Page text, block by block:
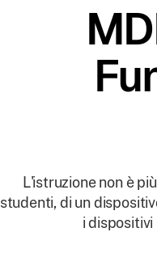
L'istruzione non è
studenti, di un
i